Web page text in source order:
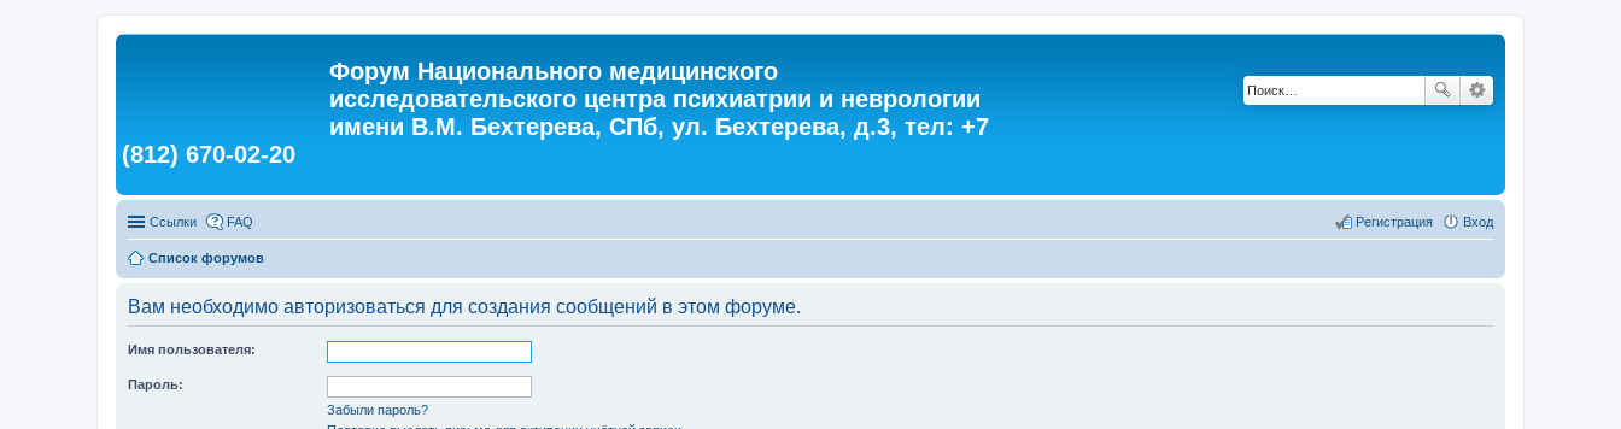
Форум Национального медицинского
исследовательского центра психиатрии и неврологии
имени В.М. Бехтерева, СПб, ул. Бехтерева, д.3, тел: +7
(812) 670-02-20
Ссылки FAQ Вход
Регистрация
Список форумов
Вам необходимо авторизоваться для создания сообщений в этом форуме.
Имя пользователя:
Пароль:
Забыли пароль?